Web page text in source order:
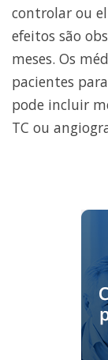
controlar ou
efeitos são
meses. Os
pacientes
pode incluir
TC ou